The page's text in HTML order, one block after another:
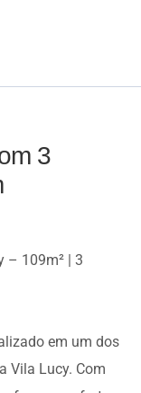
3
– 109m² | 3
em um dos
Vila Lucy. Com